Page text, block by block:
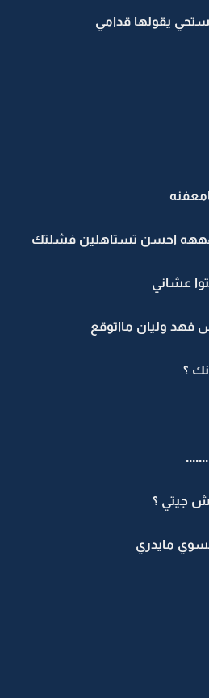
يقولها قدامي
احسن تستاهلين فشلتك
عشاني
فهد وليان مااتوقع
؟
جيتي ؟
مايدري